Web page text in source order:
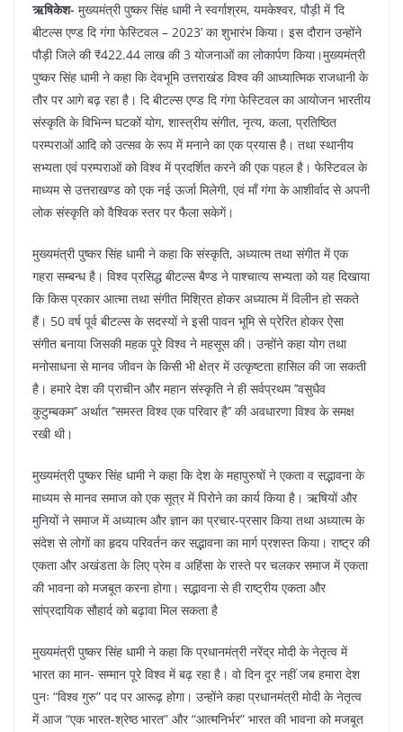
ऋषिकेश- मुख्यमंत्री पुष्कर सिंह धामी ने स्वर्गाश्रम, यमकेश्वर, पौड़ी में ‘दि
बीटल्स एण्ड दि गंगा फेस्टिवल – 2023’ का शुभारंभ किया। इस दौरान उन्होंने
पौड़ी जिले की ₹422.44 लाख की 3 योजनाओं का लोकार्पण किया।मुख्यमंत्री
पुष्कर सिंह धामी ने कहा कि देवभूमि उत्तराखंड विश्व की आध्यात्मिक राजधानी के
तौर पर आगे बढ़ रहा है। दि बीटल्स एण्ड दि गंगा फेस्टिवल का आयोजन भारतीय
संस्कृति के विभिन्न घटकों योग, शास्त्रीय संगीत, नृत्य, कला, प्रतिष्ठित
परम्पराओं आदि को उत्सव के रूप में मनाने का एक प्रयास है। तथा स्थानीय
सभ्यता एवं परम्पराओं को विश्व में प्रदर्शित करने की एक पहल है। फेस्टिवल के
माध्यम से उत्तराखण्ड को एक नई ऊर्जा मिलेगी, एवं माँ गंगा के आशीर्वाद से अपनी
लोक संस्कृति को वैश्विक स्तर पर फैला सकेगें।
मुख्यमंत्री पुष्कर सिंह धामी ने कहा कि संस्कृति, अध्यात्म तथा संगीत में एक
गहरा सम्बन्ध है। विश्व प्रसिद्ध बीटल्स बैण्ड ने पाश्चात्य सभ्यता को यह दिखाया
कि किस प्रकार आत्मा तथा संगीत मिश्रित होकर अध्यात्म में विलीन हो सकते
हैं। 50 वर्ष पूर्व बीटल्स के सदस्यों ने इसी पावन भूमि से प्रेरित होकर ऐसा
संगीत बनाया जिसकी महक पूरे विश्व ने महसूस की। उन्होंने कहा योग तथा
मनोसाधना से मानव जीवन के किसी भी क्षेत्र में उत्कृष्टता हासिल की जा सकती
है। हमारे देश की प्राचीन और महान संस्कृति ने ही सर्वप्रथम ’’वसुधैव
कुटुम्बकम’’ अर्थात ’’समस्त विश्व एक परिवार है’’ की अवधारणा विश्व के समक्ष
रखी थी।
मुख्यमंत्री पुष्कर सिंह धामी ने कहा कि देश के महापुरुषों ने एकता व सद्भावना के
माध्यम से मानव समाज को एक सूत्र में पिरोने का कार्य किया है। ऋषियों और
मुनियों ने समाज में अध्यात्म और ज्ञान का प्रचार-प्रसार किया तथा अध्यात्म के
संदेश से लोगों का हृदय परिवर्तन कर सद्भावना का मार्ग प्रशस्त किया। राष्ट्र की
एकता और अखंडता के लिए प्रेम व अहिंसा के रास्ते पर चलकर समाज में एकता
की भावना को मजबूत करना होगा। सद्भावना से ही राष्ट्रीय एकता और
सांप्रदायिक सौहार्द को बढ़ावा मिल सकता है
मुख्यमंत्री पुष्कर सिंह धामी ने कहा कि प्रधानमंत्री नरेंद्र मोदी के नेतृत्व में
भारत का मान- सम्मान पूरे विश्व में बढ़ रहा है। वो दिन दूर नहीं जब हमारा देश
पुनः “विश्व गुरु” पद पर आरूढ़ होगा। उन्होंने कहा प्रधानमंत्री मोदी के नेतृत्व
में आज “एक भारत-श्रेष्ठ भारत” और “आत्मनिर्भर” भारत की भावना को मजबूत